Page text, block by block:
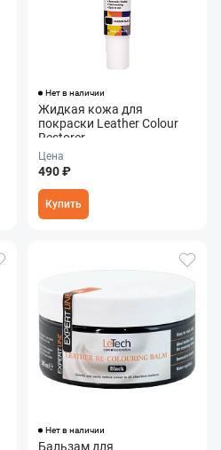
Нет в наличии
Жидкая кожа для
покраски Leather Colour
Restorer
Цена
490 ₽
Купить
Нет в наличии
Бальзам для